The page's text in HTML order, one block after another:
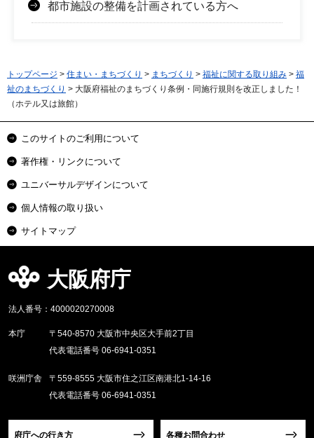
都市施設の整備を計画されている方へ
トップページ > 住まい・まちづくり > まちづくり > 福祉に関する取り組み > 福
祉のまちづくり > 大阪府福祉のまちづくり条例・同施行規則を改正しました！
（ホテル又は旅館）
このサイトのご利用について
著作権・リンクについて
ユニバーサルデザインについて
個人情報の取り扱い
サイトマップ
大阪府庁
法人番号：4000020270008
本庁
〒540-8570 大阪市中央区大手前2丁目
代表電話番号 06-6941-0351
咲洲庁舎
〒559-8555 大阪市住之江区南港北1-14-16
代表電話番号 06-6941-0351
府庁への行き方 各種お問合わせ